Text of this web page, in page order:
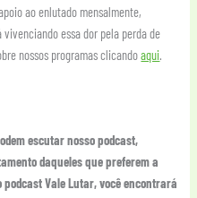
ao enlutado mensalmente,
essa dor pela perda de
nossos programas clicandoaqui.
escutar nosso podcast,
daqueles que preferem a
Vale Lutar, você encontrará